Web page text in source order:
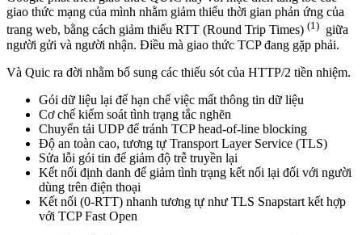
giao thức mạng của mình nhằm giảm thiểu thời gian phản ứng của
trang web, bằng cách giảm thiểu RTT (Round Trip Times) (1) giữa
người gửi và người nhận. Điều mà giao thức TCP đang gặp phải.
Và Quic ra đời nhằm bổ sung các thiếu sót của HTTP/2 tiền nhiệm.
Gói dữ liệu lại để hạn chế việc mất thông tin dữ liệu
Cơ chế kiểm soát tình trạng tắc nghẽn
Chuyển tải UDP để tránh TCP head-of-line blocking
Độ an toàn cao, tương tự Transport Layer Service (TLS)
Sửa lỗi gói tin để giảm độ trễ truyền lại
Kết nối định danh để giảm tình trạng kết nối lại đối với người
dùng trên điện thoại
Kết nối (0-RTT) nhanh tương tự như TLS Snapstart kết hợp
với TCP Fast Open